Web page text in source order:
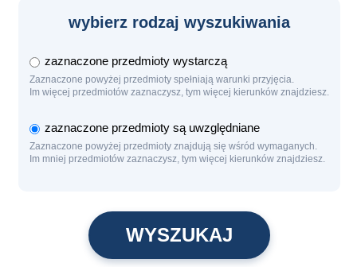
wybierz rodzaj wyszukiwania
zaznaczone przedmioty wystarczą
Zaznaczone powyżej przedmioty spełniają warunki przyjęcia.
Im więcej przedmiotów zaznaczysz, tym więcej kierunków znajdziesz.
zaznaczone przedmioty są uwzględniane
Zaznaczone powyżej przedmioty znajdują się wśród wymaganych.
Im mniej przedmiotów zaznaczysz, tym więcej kierunków znajdziesz.